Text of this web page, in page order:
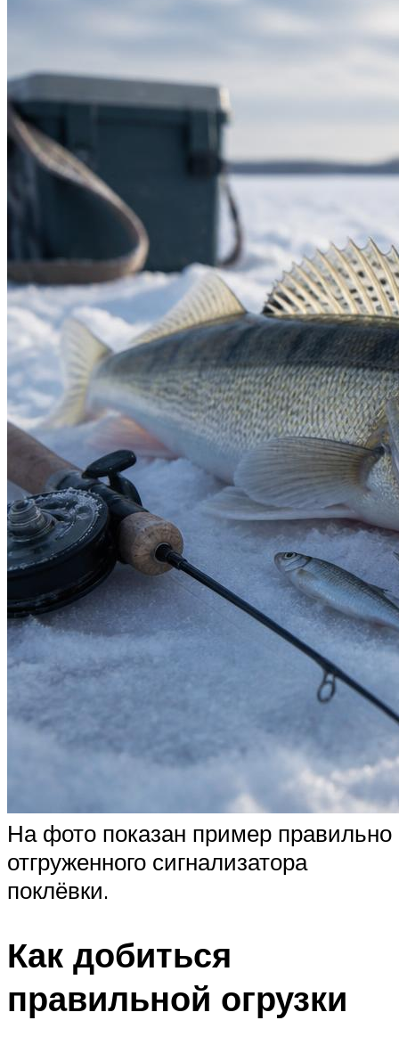
На фото показан пример правильно
отгруженного сигнализатора
поклёвки.
Как добиться
правильной огрузки